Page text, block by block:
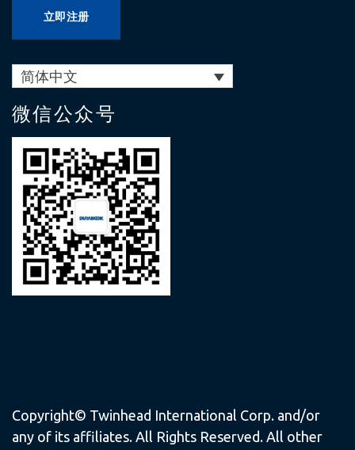
立即注册
简体中文
微信公众号
Copyright© Twinhead International Corp. and/or
any of its affiliates. All Rights Reserved. All other